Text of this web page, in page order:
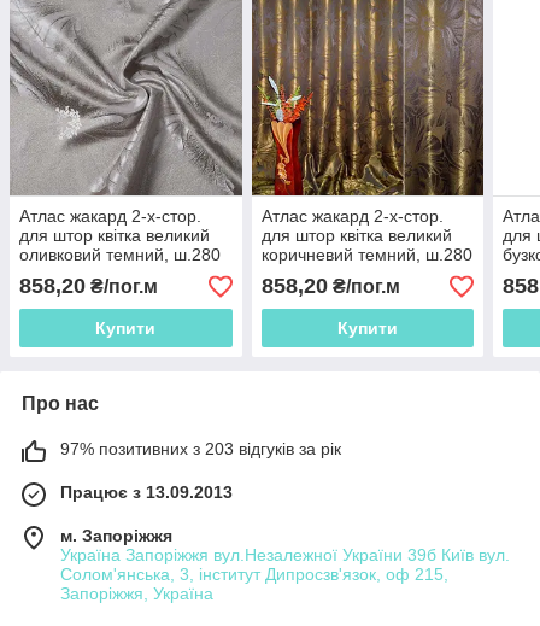
Атлас жакард 2-х-стор.
для штор квітка великий
оливковий темний, ш.280
858,20 ₴/пог.м
Купити
Атлас жакард 2-х-стор.
для штор квітка великий
коричневий темний, ш.280
858,20₴/пог.м
Купити
для
Про нас
97% позитивних з 203 відгуків за рік
Працює з 13.09.2013
м. Запоріжжя
Україна Запоріжжя вул.Незалежної України 39б Київ вул.
Солом'янська, 3, інститут Дипросзв'язок, оф 215,
Запоріжжя, Україна